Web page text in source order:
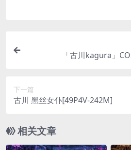
「古川kagura」
下一篇
古川 黑丝女仆[49P4V-242M]
相关文章